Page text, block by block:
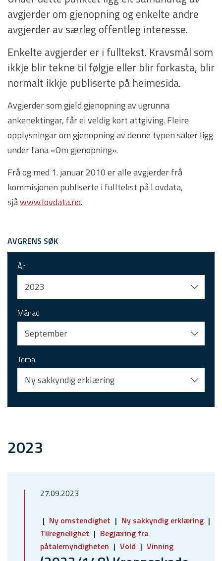
avgjerder om gjenopning og enkelte andre
avgjerder av særleg offentleg interesse.
Enkelte avgjerder er i fulltekst. Kravsmål som
ikkje blir tekne til følgje eller blir forkasta, blir
normalt ikkje publiserte på heimesida.
Avgjerder som gjeld gjenopning av ugrunna
ankenektingar, får ei veldig kort attgiving. Fleire
opplysningar om gjenopning av denne typen saker ligg
under fana «Om gjenopning».
Frå og med 1. januar 2010 er alle avgjerder frå
kommisjonen publiserte i fulltekst på Lovdata,
sjåwww.lovdata.no.
AVGRENS SØK
År
2023
Månad
September
Tema
Ny sakkyndig erklæring
2023
27.09.2023
Ny omstendighet
Ny sakkyndig erklæring
Tilregnelighet
Begjæring fra
påtalemyndigheten
Vold Vinning